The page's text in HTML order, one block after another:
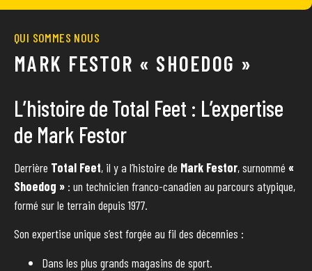
QUI SOMMES NOUS
MARK FESTOR « SHOEDOG »
L’histoire de Total Feet : L’expertise
de Mark Festor
Derrière Total Feet, il y a l’histoire de Mark Festor, surnommé «
Shoedog » : un technicien franco-canadien au parcours atypique,
formé sur le terrain depuis 1977.
Son expertise unique s’est forgée au fil des décennies :
Dans les plus grands magasins de sport.